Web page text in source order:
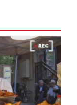
十载守护一